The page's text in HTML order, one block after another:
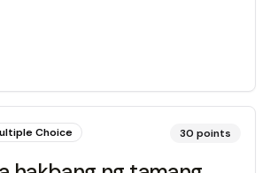
Choice 30 points